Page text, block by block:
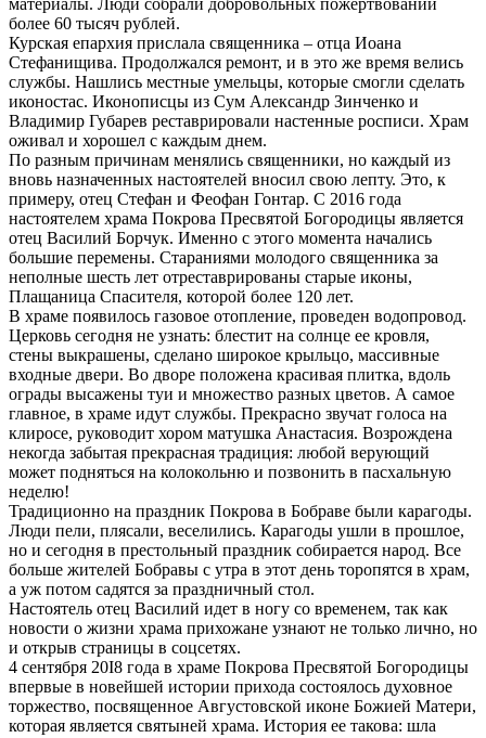
более 60 тысяч рублей.
Курская епархия прислала священника – отца Иоана
Стефанищива. Продолжался ремонт, и в это же время велись
службы. Нашлись местные умельцы, которые смогли сделать
иконостас. Иконописцы из Сум Александр Зинченко и
Владимир Губарев реставрировали настенные росписи. Храм
оживал и хорошел с каждым днем.
По разным причинам менялись священники, но каждый из
вновь назначенных настоятелей вносил свою лепту. Это, к
примеру, отец Стефан и Феофан Гонтар. С 2016 года
настоятелем храма Покрова Пресвятой Богородицы является
отец Василий Борчук. Именно с этого момента начались
большие перемены. Стараниями молодого священника за
неполные шесть лет отреставрированы старые иконы,
Плащаница Спасителя, которой более 120 лет.
В храме появилось газовое отопление, проведен водопровод.
Церковь сегодня не узнать: блестит на солнце ее кровля,
стены выкрашены, сделано широкое крыльцо, массивные
входные двери. Во дворе положена красивая плитка, вдоль
ограды высажены туи и множество разных цветов. А самое
главное, в храме идут службы. Прекрасно звучат голоса на
клиросе, руководит хором матушка Анастасия. Возрождена
некогда забытая прекрасная традиция: любой верующий
может подняться на колокольню и позвонить в пасхальную
неделю!
Традиционно на праздник Покрова в Бобраве были карагоды.
Люди пели, плясали, веселились. Карагоды ушли в прошлое,
но и сегодня в престольный праздник собирается народ. Все
больше жителей Бобравы с утра в этот день торопятся в храм,
а уж потом садятся за праздничный стол.
Настоятель отец Василий идет в ногу со временем, так как
новости о жизни храма прихожане узнают не только лично, но
и открыв страницы в соцсетях.
4 сентября 20I8 года в храме Покрова Пресвятой Богородицы
впервые в новейшей истории прихода состоялось духовное
торжество, посвященное Августовской иконе Божией Матери,
которая является святыней храма. История ее такова: шла